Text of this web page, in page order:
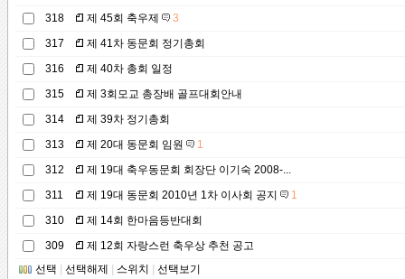
318
제 45회 축우제
3
317
제 41차 동문회 정기총회
316
제 40차 총회 일정
315
제 3회모교 총장배 골프대회안내
314
제 39차 정기총회
313
제 20대 동문회 임원
1
312
제 19대 축우동문회 회장단 이기숙 2008-...
311
제 19대 동문회 2010년 1차 이사회 공지
1
310
제 14회 한마음등반대회
309
제 12회 자랑스런 축우상 추천 공고
선택
선택해제 스위치
선택보기